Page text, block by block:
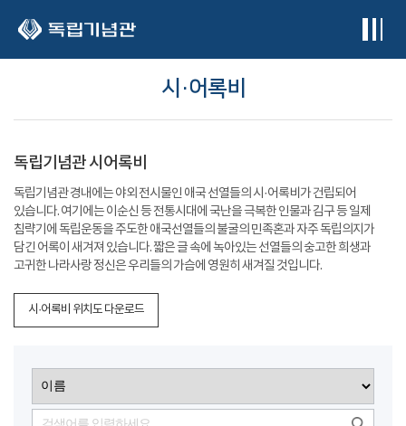
시·어록비
독립기념관 시어록비
독립기념관 경내에는 야외 전시물인 애국 선열들의 시·어록비가 건립되어
있습니다. 여기에는 이순신 등 전통시대에 국난을 극복한 인물과 김구 등 일제
침략기에 독립운동을 주도한 애국선열들의 불굴의 민족혼과 자주 독립의지가
담긴 어록이 새겨져 있습니다. 짧은 글 속에 녹아있는 선열들의 숭고한 희생과
고귀한 나라사랑 정신은 우리들의 가슴에 영원히 새겨질 것입니다.
시·어록비 위치도 다운로드